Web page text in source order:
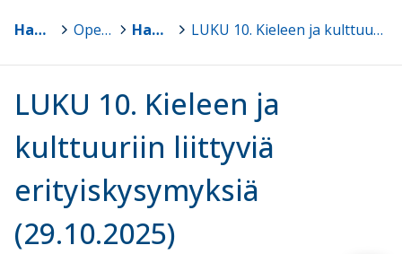
Haapajärvi Opetussuunnitelmat > Haapajärven perusopetuksen opetussuunnitelma 2016, päivitetty 2022, 2025 sekä 2026 > LUKU 10. Kieleen ja kulttuuriin liittyviä erityiskysymyksiä (29.10.2025)
LUKU 10. Kieleen ja
kulttuuriin liittyviä
erityiskysymyksiä
(29.10.2025)